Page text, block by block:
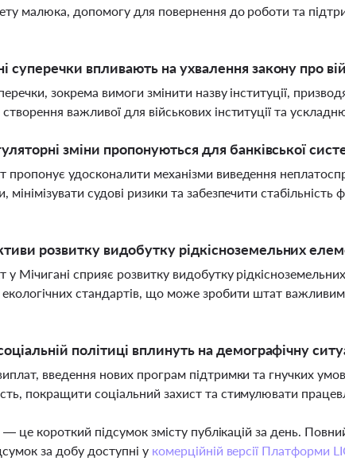
малюка, допомогу для повернення до роботи та
суперечки впливають на ухвалення закону про
зокрема вимоги змінити назву інституції,
важливої для військових інституції та
зміни пропонуються для банківської
пропонує удосконалити механізми виведення
мінімізувати судові ризики та забезпечити
розвитку видобутку рідкісноземельних
у Мічигані сприяє розвитку видобутку
стандартів, що може зробити штат
політиці вплинуть на демографічну
введення нових програм підтримки та гнучких
покращити соціальний захист та стимулювати
це короткий підсумок змісту публікацій за день.
за добу доступні у комерційній версії Платформи